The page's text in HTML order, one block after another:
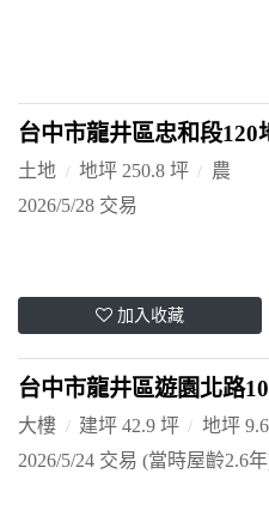
台中市龍井區忠和段120
土地 地坪 250.8 坪
農
2026/5/28 交易
加入收藏
台中市龍井區遊園北路
大樓 建坪 42.9 坪 地坪
2026/5/24 交易 (當時屋齡2.6